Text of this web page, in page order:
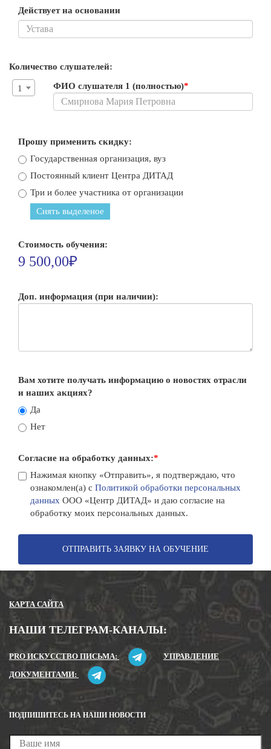
Действует на основании
Количество слушателей:
1 ФИО слушателя 1 (полностью)*
Прошу применить скидку:
Государственная организация, вуз
Постоянный клиент Центра ДИТАД
Три и более участника от организации
Снять выделеное
Стоимость обучения:
9 500,00₽
Доп. информация (при наличии):
Вам хотите получать информацию о новостях отрасли
и наших акциях?
Да
Нет
Согласие на обработку данных:*
Нажимая кнопку «Отправить», я подтверждаю, что
ознакомлен(а) с Политикой обработки персональных
данных ООО «Центр ДИТАД» и даю согласие на
обработку моих персональных данных.
ОТПРАВИТЬ ЗАЯВКУ НА ОБУЧЕНИЕ
КАРТА САЙТА
НАШИ ТЕЛЕГРАМ-КАНАЛЫ:
PRO ИСКУССТВО ПИСЬМА:
УПРАВЛЕНИЕ
ДОКУМЕНТАМИ:
ПОДПИШИТЕСЬ НА НАШИ НОВОСТИ